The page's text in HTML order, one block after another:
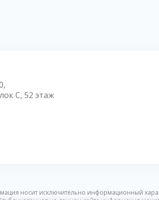
С, 52 этаж
носит исключительно информационный
на данном сайте информация